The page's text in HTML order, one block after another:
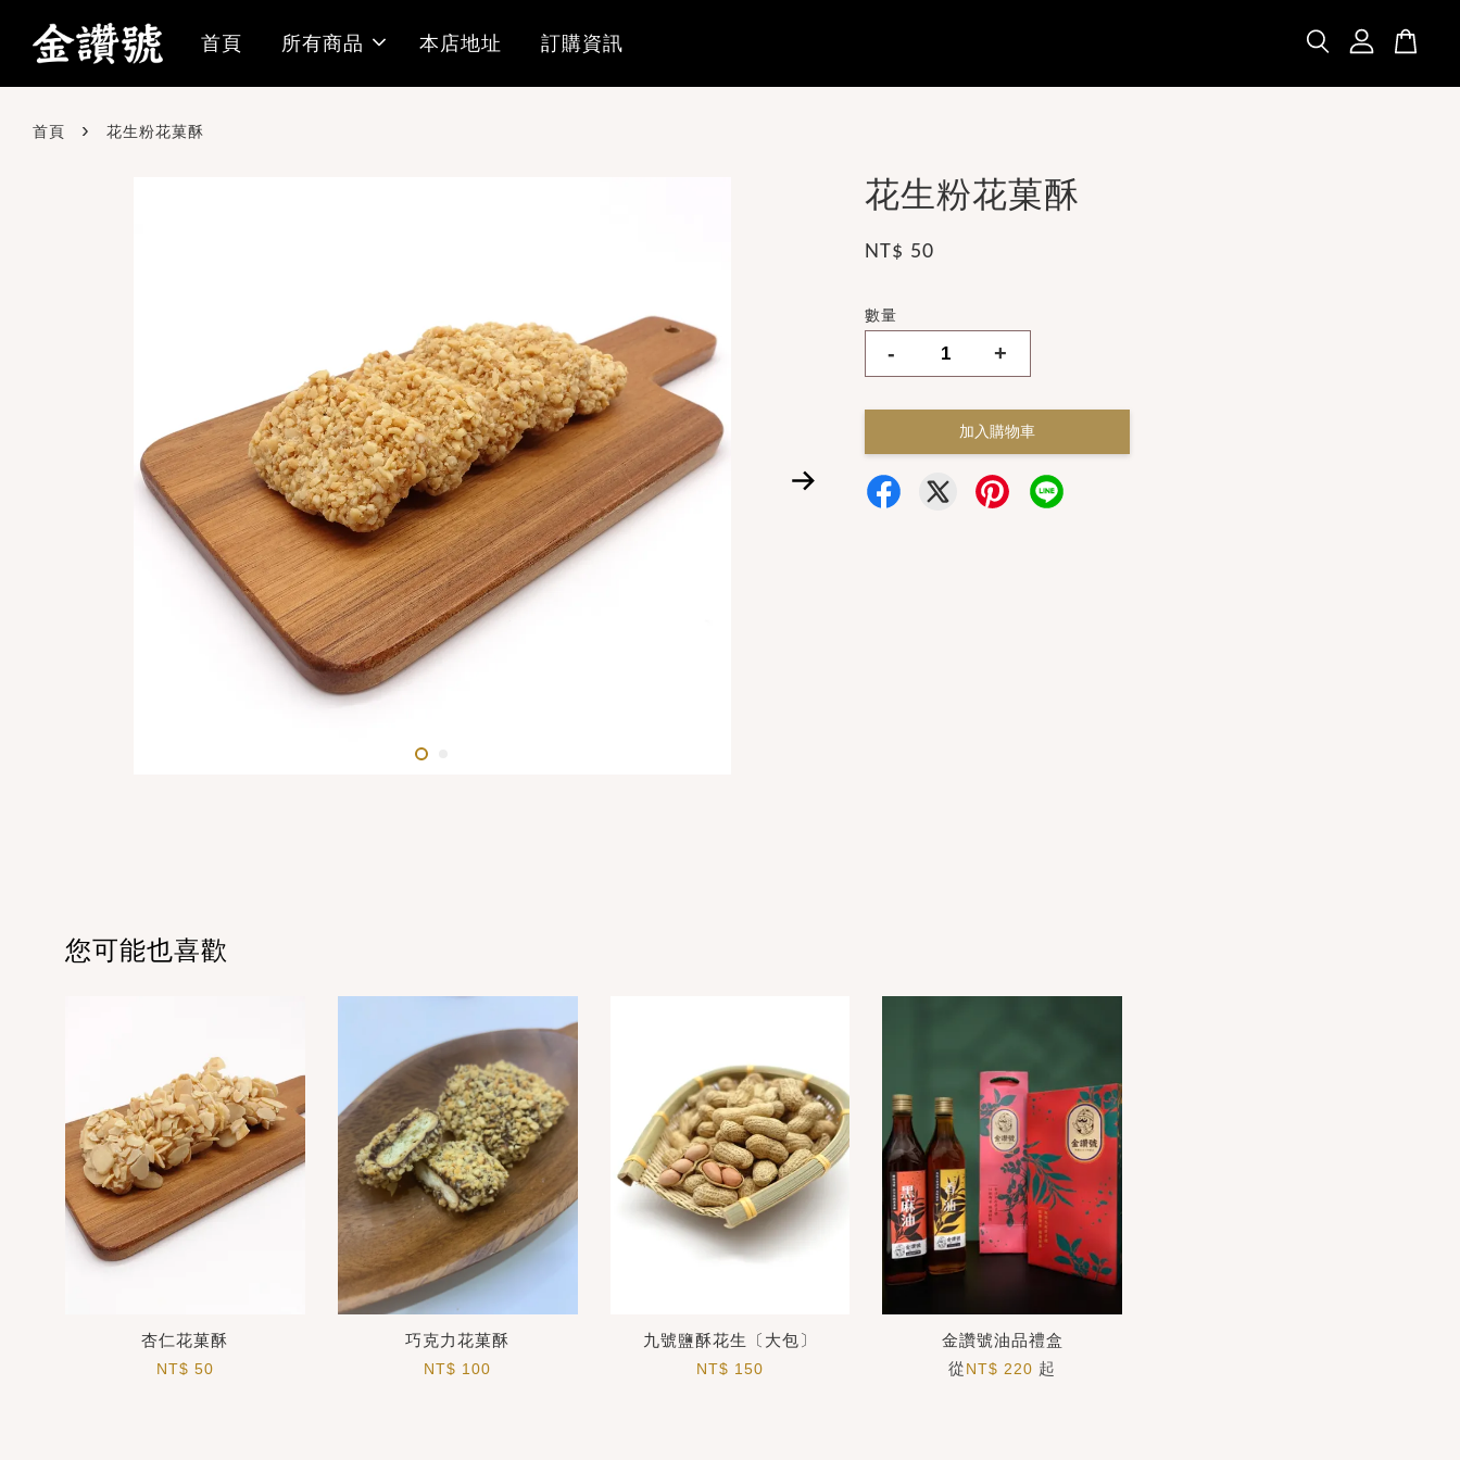
首頁 所有商品 本店地址 訂購資訊
首頁 › 花生粉花菓酥
花生粉花菓酥
NT$ 50
數量
- +
加入購物車
您可能也喜歡
杏仁花菓酥
NT$ 50
巧克力花菓酥
NT$ 100
九號鹽酥花生〔大包〕
NT$ 150
金讚號油品禮盒
從NT$ 220 起